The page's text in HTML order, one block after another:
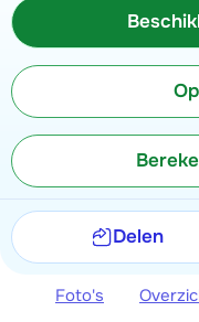
Delen
Foto's